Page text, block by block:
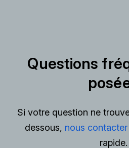
Questions
Si votre question ne
dessous, nous contacter
rapide.